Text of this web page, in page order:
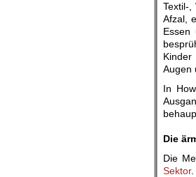
Textil-,
Afzal,
Essen
Augen
In
Die
Die
Sektor.